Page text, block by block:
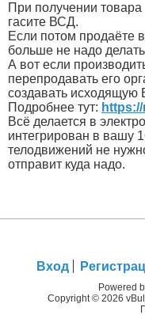
При получении
гасите ВСД.
Если потом продаёте
больше не надо
А вот если
перепродавать его
создавать исходящую
Подробнее тут:
Всё делается в
интегрирован в вашу
телодвижений не
отправит куда надо.
Вход
Powered
Copyright © 2026